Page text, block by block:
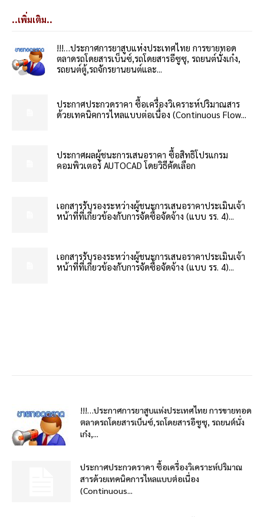
..เพิ่มเติม..
!!!…ประกาศการยาสูบแห่งประเทศไทย การขายทอด
ตลาดรถโดยสารเบ็นซ์,รถโดยสารอีซูซุ, รถยนต์นั่งเก๋ง,
รถยนต์ตู้,รถจักรยานยนต์และ...
ประกาศประกวดราคา ซื้อเครื่องวิเคราะห์ปริมาณสาร
ด้วยเทคนิคการไหลแบบต่อเนื่อง (Continuous Flow...
ประกาศผลผู้ชนะการเสนอราคา ซื้อสิทธิโปรแกรม
คอมพิวเตอร์ AUTOCAD โดยวิธีคัดเลือก
เอกสารรับรองระหว่างผู้ชนะการเสนอราคาประเมินเจ้า
หน้าที่ที่เกี่ยวข้องกับการจัดซื้อจัดจ้าง (แบบ รร. 4)...
เอกสารรับรองระหว่างผู้ชนะการเสนอราคาประเมินเจ้า
หน้าที่ที่เกี่ยวข้องกับการจัดซื้อจัดจ้าง (แบบ รร. 4)...
!!!…ประกาศการยาสูบแห่งประเทศไทย การขายทอด
ตลาดรถโดยสารเบ็นซ์,รถโดยสารอีซูซุ, รถยนต์นั่ง
เก๋ง,...
ประกาศประกวดราคา ซื้อเครื่องวิเคราะห์ปริมาณ
สารด้วยเทคนิคการไหลแบบต่อเนื่อง
(Continuous...